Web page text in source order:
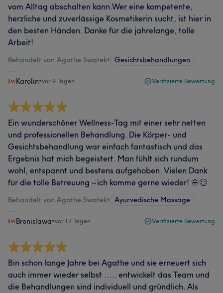
vom Alltag abschalten kann. ​Wer eine kompetente,
herzliche und zuverlässige Kosmetikerin sucht, ist hier in
den besten Händen. Danke für die jahrelange, tolle
Arbeit!
Behandelt von Agathe Swatek• Gesichtsbehandlungen
Karolin•vor 9 Tagen Verifizierte Bewertung
Ein wunderschöner Wellness-Tag mit einer sehr netten
und professionellen Behandlung. Die Körper- und
Gesichtsbehandlung war einfach fantastisch und das
Ergebnis hat mich begeistert. Man fühlt sich rundum
wohl, entspannt und bestens aufgehoben. Vielen Dank
für die tolle Betreuung – ich komme gerne wieder! 🌸😊
Behandelt von Agathe Swatek• Ayurvedische Massage
Bronislawa•vor 17 Tagen Verifizierte Bewertung
Bin schon lange Jahre bei Agathe und sie erneuert sich
auch immer wieder selbst ….. entwickelt das Team und
die Behandlungen sind individuell und gründlich. Als